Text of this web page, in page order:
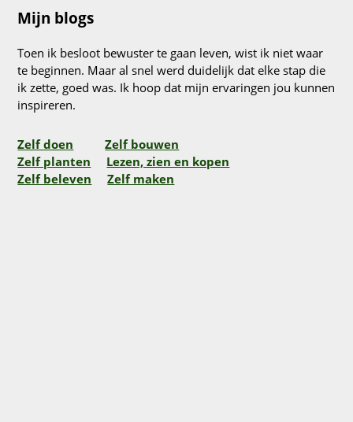
Mijn blogs
Toen ik besloot bewuster te gaan leven, wist ik niet waar
te beginnen. Maar al snel werd duidelijk dat elke stap die
ik zette, goed was. Ik hoop dat mijn ervaringen jou kunnen
inspireren.
Zelf doen
Zelf bouwen
Zelf planten
Lezen, zien en kopen
Zelf beleven
Zelf maken